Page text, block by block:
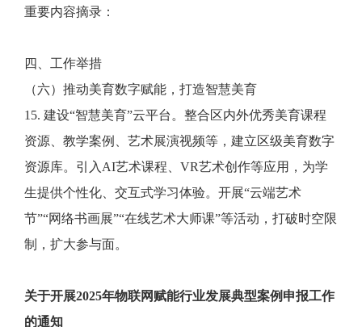
重要内容摘录：
四、工作举措
（六）推动美育数字赋能，打造智慧美育
15. 建设“智慧美育”云平台。整合区内外优秀美育课程
资源、教学案例、艺术展演视频等，建立区级美育数字
资源库。引入AI艺术课程、VR艺术创作等应用，为学
生提供个性化、交互式学习体验。开展“云端艺术
节”“网络书画展”“在线艺术大师课”等活动，打破时空限
制，扩大参与面。
关于开展2025年物联网赋能行业发展典型案例申报工作
的通知